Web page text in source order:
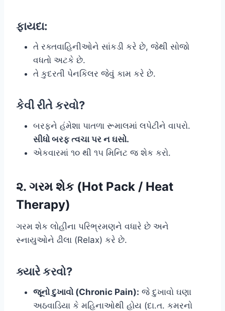
ફાયદા:
તે રક્તવાહિનીઓને સાંકડી કરે છે, જેથી સોજો
વધતો અટકે છે.
તે કુદરતી પેનકિલર જેવું કામ કરે છે.
કેવી રીતે કરવો?
બરફને હંમેશા પાતળા રૂમાલમાં લપેટીને વાપરો.
સીધો બરફ ત્વચા પર ન ઘસો.
એકવારમાં ૧૦ થી ૧૫ મિનિટ જ શેક કરો.
૨. ગરમ શેક (Hot Pack / Heat
Therapy)
ગરમ શેક લોહીના પરિભ્રમણને વધારે છે અને
સ્નાયુઓને ઢીલા (Relax) કરે છે.
ક્યારે કરવો?
જૂનો દુખાવો (Chronic Pain): જે દુખાવો ઘણા
અઠવાડિયા કે મહિનાઓથી હોય (દા.ત. કમરનો